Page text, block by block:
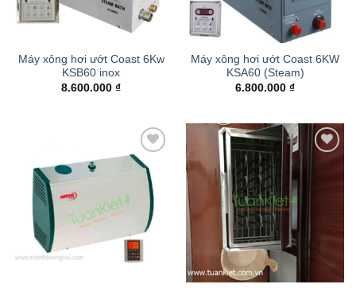
Máy xông hơi ướt Coast 6Kw
KSB60 inox
8.600.000 ₫
Máy xông hơi ướt Coast 6KW
KSA60 (Steam)
6.800.000 ₫
Add to
wishlist